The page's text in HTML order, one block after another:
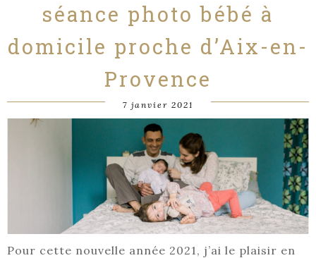
séance photo bébé à
domicile proche d’Aix-en-
Provence
7 janvier 2021
Pour cette nouvelle année 2021, j’ai le plaisir en